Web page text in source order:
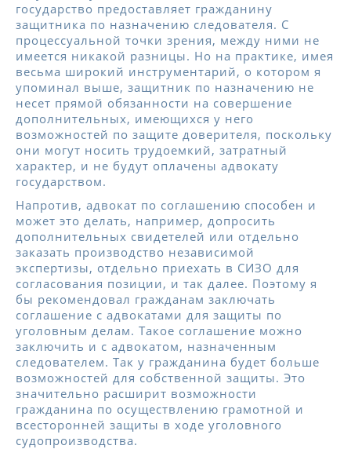
государство предоставляет гражданину
защитника по назначению следователя. С
процессуальной точки зрения, между ними не
имеется никакой разницы. Но на практике, имея
весьма широкий инструментарий, о котором я
упоминал выше, защитник по назначению не
несет прямой обязанности на совершение
дополнительных, имеющихся у него
возможностей по защите доверителя, поскольку
они могут носить трудоемкий, затратный
характер, и не будут оплачены адвокату
государством.
Напротив, адвокат по соглашению способен и
может это делать, например, допросить
дополнительных свидетелей или отдельно
заказать производство независимой
экспертизы, отдельно приехать в СИЗО для
согласования позиции, и так далее. Поэтому я
бы рекомендовал гражданам заключать
соглашение с адвокатами для защиты по
уголовным делам. Такое соглашение можно
заключить и с адвокатом, назначенным
следователем. Так у гражданина будет больше
возможностей для собственной защиты. Это
значительно расширит возможности
гражданина по осуществлению грамотной и
всесторонней защиты в ходе уголовного
судопроизводства.